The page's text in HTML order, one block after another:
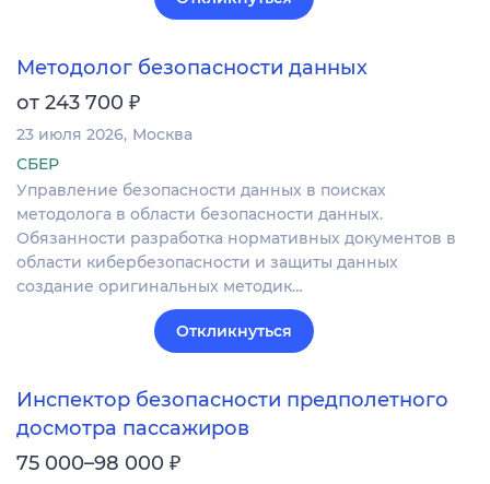
Методолог безопасности данных
от 243 700 ₽
23 июля 2026 Москва
СБЕР
Управление безопасности данных в поисках
методолога в области безопасности данных.
Обязанности разработка нормативных документов в
области кибербезопасности и защиты данных
создание оригинальных методик…
Откликнуться
Инспектор безопасности предполетного
досмотра пассажиров
75 000–98 000 ₽